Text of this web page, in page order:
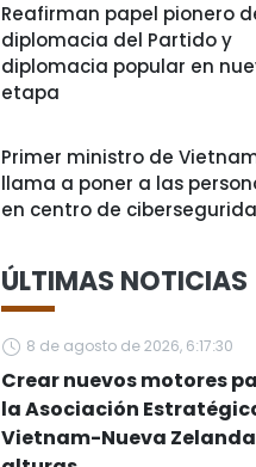
Reafirman papel pionero
diplomacia del Partido y
diplomacia popular en
etapa
Primer ministro de
llama a poner a las
en centro de
ÚLTIMAS NOTICIAS
8 de agosto de 2026, 6:17:30
Crear nuevos motores
la Asociación
Vietnam-Nueva